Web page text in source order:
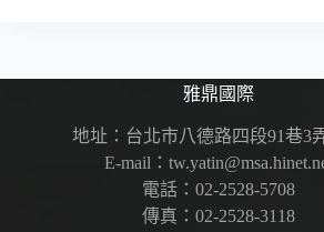
雅鼎國際
地址：台北市八德路四段91巷3
E-mail：
電話：02-2528-5708
傳真：02-2528-3118